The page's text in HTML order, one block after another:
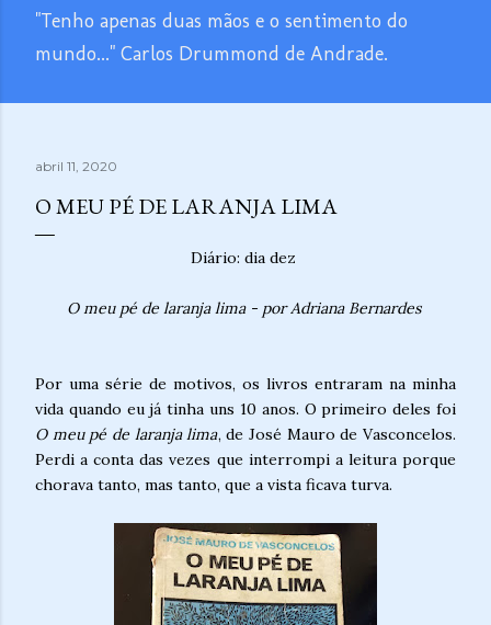
"Tenho apenas duas mãos e o sentimento do
mundo..." Carlos Drummond de Andrade.
abril 11, 2020
O MEU PÉ DE LARANJA LIMA
Diário: dia dez
O meu pé de laranja lima - por Adriana Bernardes
Por uma série de motivos, os livros entraram na minha
vida quando eu já tinha uns 10 anos. O primeiro deles foi
O meu pé de laranja lima, de José Mauro de Vasconcelos.
Perdi a conta das vezes que interrompi a leitura porque
chorava tanto, mas tanto, que a vista ficava turva.